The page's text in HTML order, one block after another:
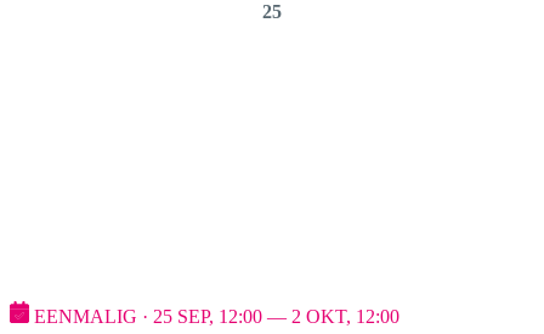
25
EENMALIG · 25 SEP, 12:00 — 2 OKT, 12:00